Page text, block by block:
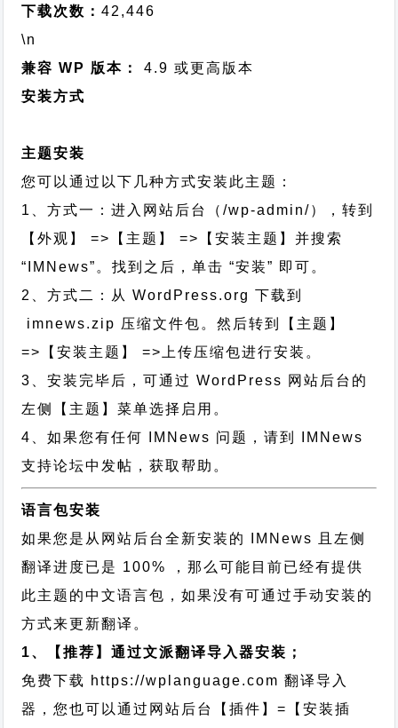
下载次数：42,446
\n
兼容 WP 版本：
4.9 或更高版本
安装方式
主题安装
您可以通过以下几种方式安装此主题：
1、方式一：进入网站后台（/wp-admin/），转到
【外观】 =>【主题】 =>【安装主题】并搜索
“IMNews”。找到之后，单击 “安装” 即可。
2、方式二：从 WordPress.org 下载到
imnews.zip 压缩文件包。然后转到【主题】
=>【安装主题】 =>上传压缩包进行安装。
3、安装完毕后，可通过 WordPress 网站后台的
左侧【主题】菜单选择启用。
4、如果您有任何 IMNews 问题，请到 IMNews
支持论坛中发帖，获取帮助。
语言包安装
如果您是从网站后台全新安装的 IMNews 且左侧
翻译进度已是 100% ，那么可能目前已经有提供
此主题的中文语言包，如果没有可通过手动安装的
方式来更新翻译。
1、【推荐】通过文派翻译导入器安装；
免费下载 https://wplanguage.com 翻译导入
器，您也可以通过网站后台【插件】=【安装插